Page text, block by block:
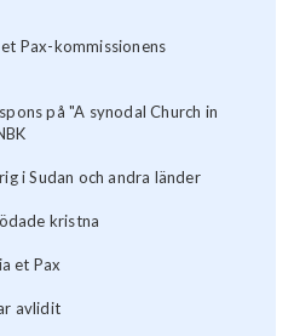
Pax-kommissionens
på "A synodal Church in
i Sudan och andra länder
kristna
et Pax
avlidit